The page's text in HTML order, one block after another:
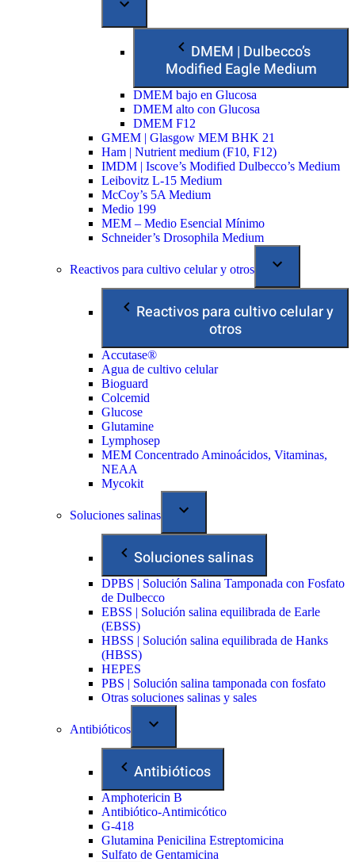
DMEM | Dulbecco’s
Modified Eagle Medium
DMEM bajo en Glucosa
DMEM alto con Glucosa
DMEM F12
GMEM | Glasgow MEM BHK 21
Ham | Nutrient medium (F10, F12)
IMDM | Iscove’s Modified Dulbecco’s Medium
Leibovitz L-15 Medium
McCoy’s 5A Medium
Medio 199
MEM – Medio Esencial Mínimo
Schneider’s Drosophila Medium
Reactivos para cultivo celular y otros
Reactivos para cultivo celular y
otros
Accutase®
Agua de cultivo celular
Bioguard
Colcemid
Glucose
Glutamine
Lymphosep
MEM Concentrado Aminoácidos, Vitaminas,
NEAA
Mycokit
Soluciones salinas
Soluciones salinas
DPBS | Solución Salina Tamponada con Fosfato
de Dulbecco
EBSS | Solución salina equilibrada de Earle
(EBSS)
HBSS | Solución salina equilibrada de Hanks
(HBSS)
HEPES
PBS | Solución salina tamponada con fosfato
Otras soluciones salinas y sales
Antibióticos
Antibióticos
Amphotericin B
Antibiótico-Antimicótico
G-418
Glutamina Penicilina Estreptomicina
Sulfato de Gentamicina